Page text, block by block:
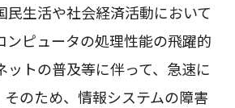
民生活や社会経済活動において
ンピュータの処理性能の飛躍的
ットの普及等に伴って、急速に
そのため、情報システムの障害